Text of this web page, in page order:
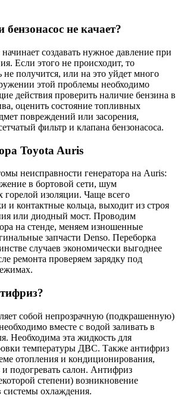
бензонасос не качает?
создавать нужное давление при
Если этого не происходит, то
не получится, или на это уйдет много
этой проблемы необходимо
действия проверить наличие бензина в
оценить состояние топливных
повреждений или засорения,
фильтр и клапана бензонасоса.
Toyota Auris
неисправности генератора на Auris:
в бортовой сети, шум
горелой изоляции. Чаще всего
и контактные кольца, выходит из строя
или диодный мост. Проводим
на стенде, меняем изношенные
запчасти Denso. Переборка
случаев экономически выгоднее
ремонта проверяем зарядку под
собой непрозрачную (подкрашенную)
вместе с водой заливать в
Необходима эта жидкость для
температуры ДВС. Также антифриз
отопления и кондиционирования,
и подогревать салон. Антифриз
степени) возникновение
системы охлаждения.